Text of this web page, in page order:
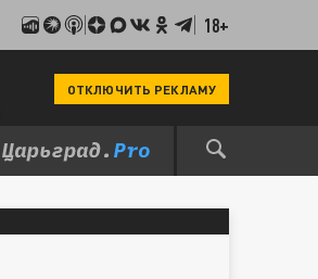
18+
ОТКЛЮЧИТЬ РЕКЛАМУ